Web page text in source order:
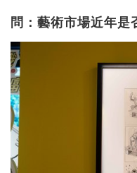
問：藝術市場近年是